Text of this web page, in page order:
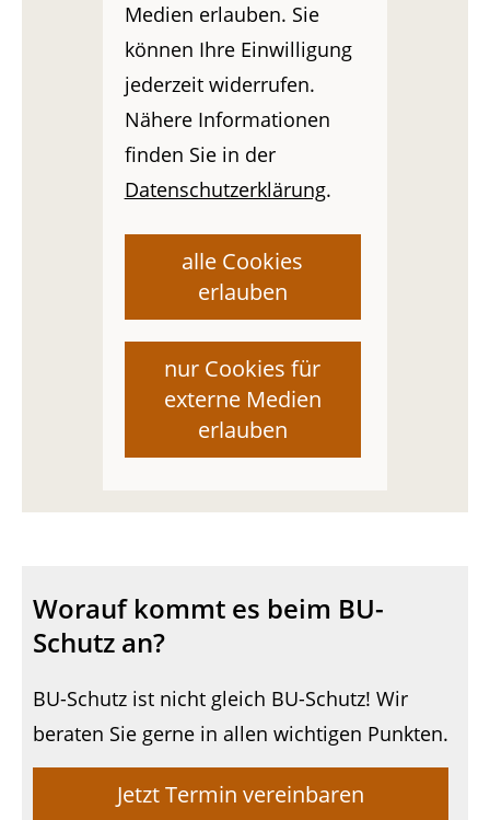
Medien erlauben. Sie
können Ihre Einwilligung
jederzeit widerrufen.
Nähere Informationen
finden Sie in der
Datenschutzerklärung.
alle Cookies
erlauben
nur Cookies für
externe Medien
erlauben
Worauf kommt es beim BU-
Schutz an?
BU-Schutz ist nicht gleich BU-Schutz! Wir
beraten Sie gerne in allen wichtigen Punkten.
Jetzt Termin vereinbaren